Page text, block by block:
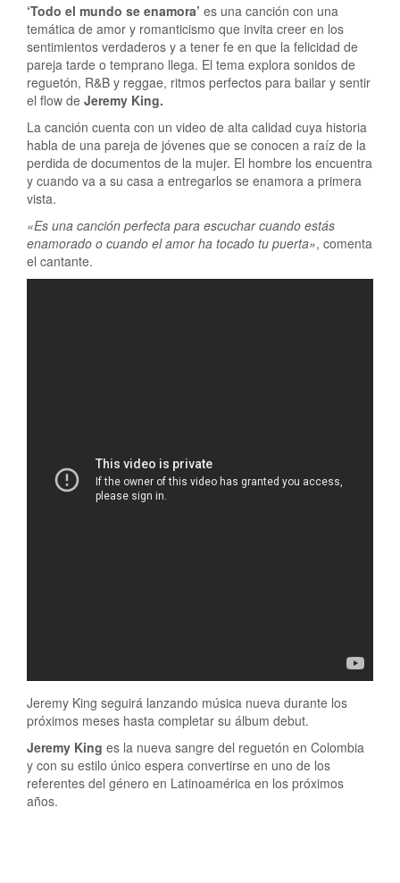
‘Todo el mundo se enamora’ es una canción con una
temática de amor y romanticismo que invita creer en los
sentimientos verdaderos y a tener fe en que la felicidad de
pareja tarde o temprano llega. El tema explora sonidos de
reguetón, R&B y reggae, ritmos perfectos para bailar y sentir
el flow de Jeremy King.
La canción cuenta con un video de alta calidad cuya historia
habla de una pareja de jóvenes que se conocen a raíz de la
perdida de documentos de la mujer. El hombre los encuentra
y cuando va a su casa a entregarlos se enamora a primera
vista.
«Es una canción perfecta para escuchar cuando estás
enamorado o cuando el amor ha tocado tu puerta», comenta
el cantante.
Jeremy King seguirá lanzando música nueva durante los
próximos meses hasta completar su álbum debut.
Jeremy King es la nueva sangre del reguetón en Colombia
y con su estilo único espera convertirse en uno de los
referentes del género en Latinoamérica en los próximos
años.